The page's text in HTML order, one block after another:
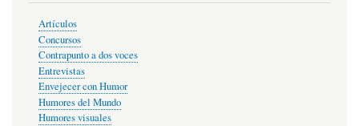
Artículos
Concursos
Contrapunto a dos voces
Entrevistas
Envejecer con Humor
Humores del Mundo
Humores visuales